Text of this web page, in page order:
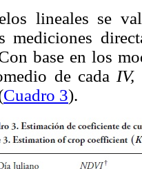
lineales se
mediciones
base en los
de cada IV,
Cuadro 3).